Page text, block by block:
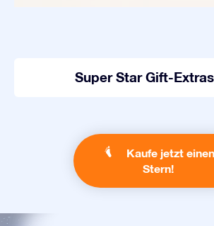
Super Star Gift-Extras
Kaufe jetzt einen
Stern!